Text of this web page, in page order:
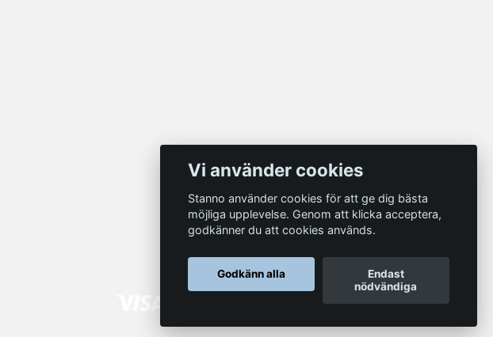
Vi använder cookies
Stanno använder cookies för att ge dig bästa
möjliga upplevelse. Genom att klicka acceptera,
godkänner du att cookies används.
Godkänn alla
Endast
nödvändiga